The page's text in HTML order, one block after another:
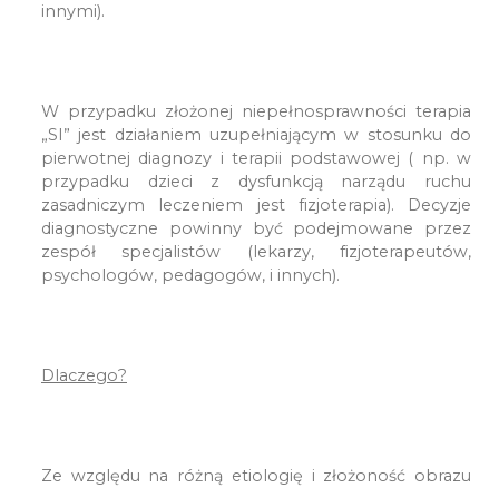
innymi).
W przypadku złożonej niepełnosprawności terapia
„SI” jest działaniem uzupełniającym w stosunku do
pierwotnej diagnozy i terapii podstawowej ( np. w
przypadku dzieci z dysfunkcją narządu ruchu
zasadniczym leczeniem jest fizjoterapia). Decyzje
diagnostyczne powinny być podejmowane przez
zespół specjalistów (lekarzy, fizjoterapeutów,
psychologów, pedagogów, i innych).
Dlaczego?
Ze względu na różną etiologię i złożoność obrazu